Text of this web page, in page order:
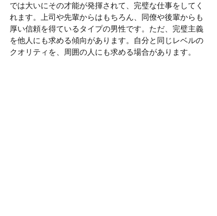
では大いにその才能が発揮されて、完璧な仕事をしてく
れます。上司や先輩からはもちろん、同僚や後輩からも
厚い信頼を得ているタイプの男性です。ただ、完璧主義
を他人にも求める傾向があります。自分と同じレベルの
クオリティを、周囲の人にも求める場合があります。